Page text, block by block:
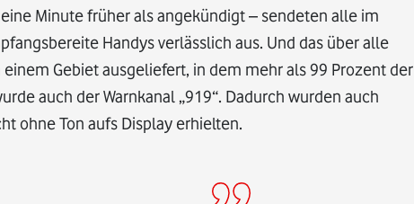
Minute früher als angekündigt – sendeten alle im
Handys verlässlich aus. Und das über alle
Gebiet ausgeliefert, in dem mehr als 99 Prozent der
auch der Warnkanal „919“. Dadurch wurden auch
ohne Ton aufs Display erhielten.